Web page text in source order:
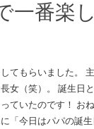
一番楽
てもらいました。
女（笑）。 誕生日
ていたのです！ お
「今日はパパの誕